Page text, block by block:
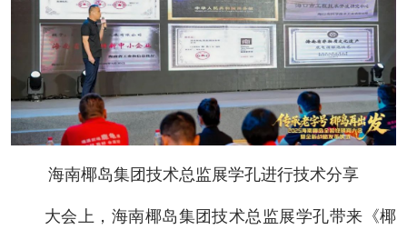
海南椰岛集团技术总监展学孔进行技术分享
大会上，海南椰岛集团技术总监展学孔带来《椰